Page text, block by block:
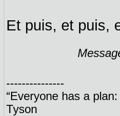
Et puis, et puis,
---------------
“Everyone has a
Tyson